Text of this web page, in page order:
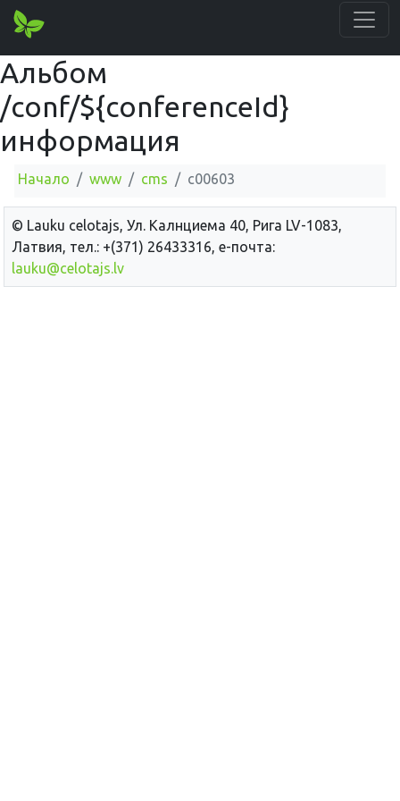
Альбом
/conf/${conferenceId}
информация
Начало www cms c00603
© Lauku сelotajs, Ул. Калнциема 40, Рига LV-1083,
Латвия, тел.: +(371) 26433316, е-почта:
lauku@celotajs.lv